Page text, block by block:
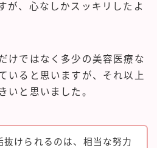
が、心なしかスッキリしたよ
けではなく多少の美容医療な
いると思いますが、それ以上
いと思いました。
抜けられるのは、相当な努力